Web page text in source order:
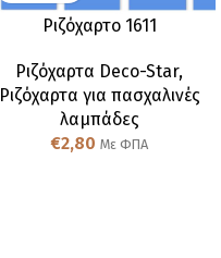
Ριζόχαρτο 1611
Ριζόχαρτα Deco-Star,
Ριζόχαρτα για πασχαλινές
λαμπάδες
€2,80 Με ΦΠΑ